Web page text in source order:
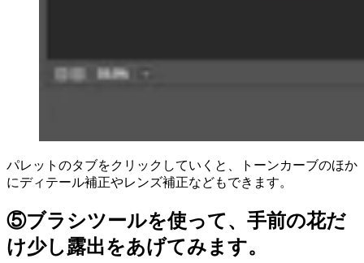
パレットのタブをクリックしていくと、トーンカーブのほか
にディテール補正やレンズ補正などもできます。
⑤ブラシツールを使って、手前の花だ
け少し露出をあげてみます。